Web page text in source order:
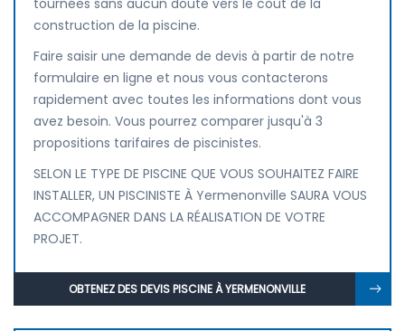
tournées sans aucun doute vers le coût de la
construction de la piscine.
Faire saisir une demande de devis à partir de notre
formulaire en ligne et nous vous contacterons
rapidement avec toutes les informations dont vous
avez besoin. Vous pourrez comparer jusqu'à 3
propositions tarifaires de piscinistes.
SELON LE TYPE DE PISCINE QUE VOUS SOUHAITEZ FAIRE
INSTALLER, UN PISCINISTE À Yermenonville SAURA VOUS
ACCOMPAGNER DANS LA RÉALISATION DE VOTRE
PROJET.
OBTENEZ DES DEVIS PISCINE À YERMENONVILLE